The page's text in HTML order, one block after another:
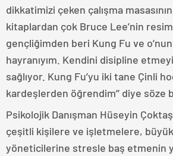
dikkatimizi çeken çalışma
kitaplardan çok Bruce Lee’nin
gençliğimden beri Kung Fu ve
hayranıyım. Kendini disipline
sağlıyor. Kung Fu’yu iki tane Çinli
kardeşlerden öğrendim’’ diye söze
Psikolojik Danışman Hüseyin
çeşitli kişilere ve işletmelere,
yöneticilerine stresle baş etmenin